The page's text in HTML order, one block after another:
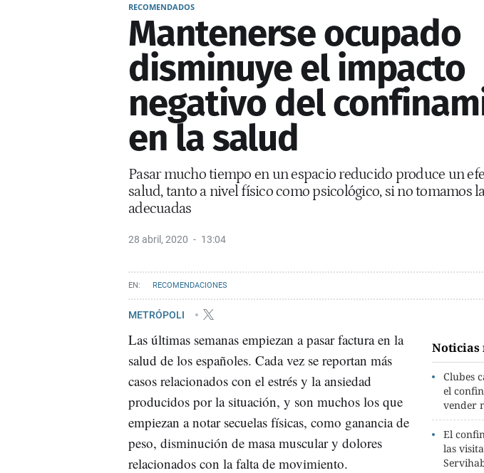
RECOMENDADOS
Mantenerse ocupado
disminuye el impacto
negativo del
en la salud
Pasar mucho tiempo en un espacio reducido produce un
salud, tanto a nivel físico como psicológico, si no tomamos
adecuadas
28 abril, 2020 13:04
RECOMENDACIONES
METRÓPOLI
Noticias
Clubes
el
vender
El
las
Las últimas semanas empiezan a pasar factura en la
salud de los españoles. Cada vez se reportan más
casos relacionados con el estrés y la ansiedad
producidos por la situación, y son muchos los que
empiezan a notar secuelas físicas, como ganancia de
peso, disminución de masa muscular y dolores
relacionados con la falta de movimiento.